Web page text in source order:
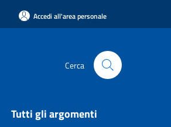
Accedi all'area personale
Cerca
Tutti gli argomenti